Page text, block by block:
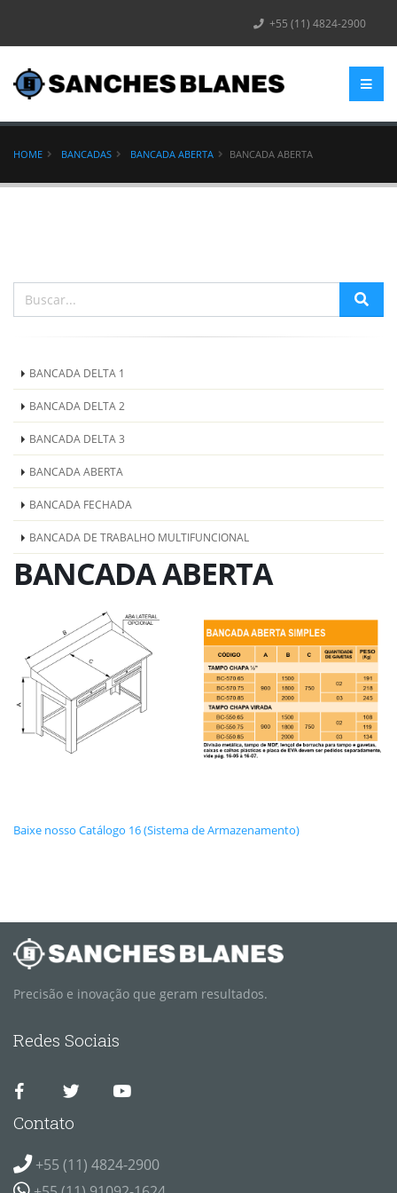
+55 (11) 4824-2900
HOME BANCADAS BANCADA ABERTA BANCADA ABERTA
BANCADA DELTA 1
BANCADA DELTA 2
BANCADA DELTA 3
BANCADA ABERTA
BANCADA FECHADA
BANCADA DE TRABALHO MULTIFUNCIONAL
BANCADA ABERTA
Baixe nosso Catálogo 16 (Sistema de Armazenamento)
Precisão e inovação que geram resultados.
Redes Sociais
Contato
+55 (11) 4824-2900